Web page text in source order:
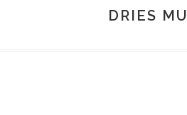
DRIES